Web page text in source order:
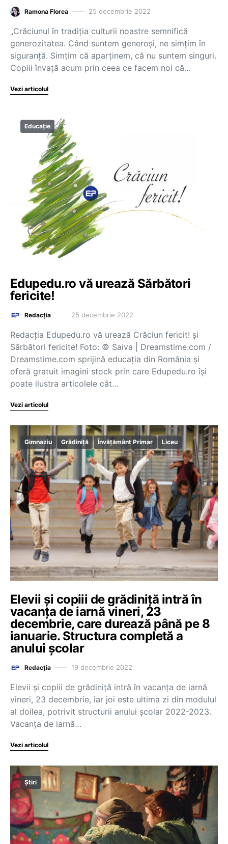
Ramona Florea 25 decembrie 2022
„Crăciunul în tradiția culturii noastre semnifică
generozitatea. Când suntem generoși, ne simțim în
siguranță. Simțim că aparținem, că nu suntem singuri.
Copiii învață acum prin ceea ce facem noi că…
Vezi articolul
Educație
Edupedu.ro vă urează Sărbători
fericite!
Redacția 25 decembrie 2022
Redacția Edupedu.ro vă urează Crăciun fericit! și
Sărbători fericite! Foto: © Saiva | Dreamstime.com /
Dreamstime.com sprijină educaţia din România şi
oferă gratuit imagini stock prin care Edupedu.ro îşi
poate ilustra articolele cât…
Vezi articolul
Gimnaziu Grădiniță Învățământ Primar Liceu
Elevii și copiii de grădiniță intră în
vacanța de iarnă vineri, 23
decembrie, care durează până pe 8
ianuarie. Structura completă a
anului școlar
Redacția 19 decembrie 2022
Elevii și copiii de grădiniță intră în vacanța de iarnă
vineri, 23 decembrie, iar joi este ultima zi din modulul
al doilea, potrivit structurii anului școlar 2022-2023.
Vacanța de iarnă…
Vezi articolul
Știri